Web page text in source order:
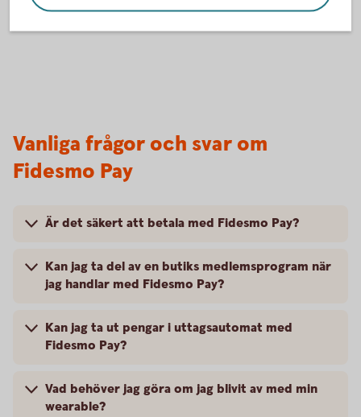
Vanliga frågor och svar om
Fidesmo Pay
Är det säkert att betala med Fidesmo Pay?
Kan jag ta del av en butiks medlemsprogram när
jag handlar med Fidesmo Pay?
Kan jag ta ut pengar i uttagsautomat med
Fidesmo Pay?
Vad behöver jag göra om jag blivit av med min
wearable?